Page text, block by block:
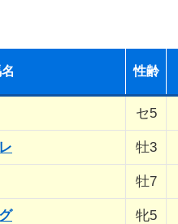
性齢
セ5
牡3
牡7
牝5